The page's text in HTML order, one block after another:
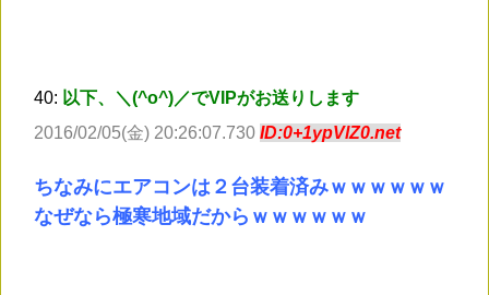
40: 以下、＼(^o^)／でVIPがお送りします
2016/02/05(金) 20:26:07.730 ID:0+1ypVlZ0.net
ちなみにエアコンは２台装着済みｗｗｗｗｗｗ
なぜなら極寒地域だからｗｗｗｗｗｗ